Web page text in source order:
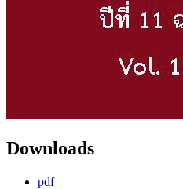
Downloads
pdf